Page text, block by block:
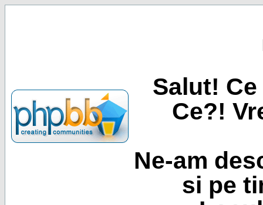
Salut!
Ce?!
Ne-am
si pe